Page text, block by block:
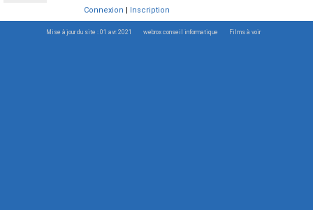
Connexion | Inscription
Mise à jour du site : 01 avr. 2021 webrox conseil informatique Films à voir